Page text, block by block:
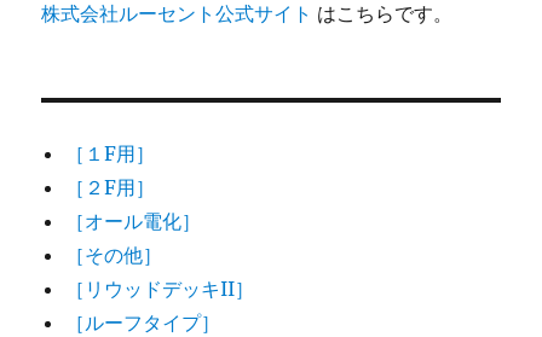
株式会社ルーセント公式サイト はこちらです。
［１F用］
［２F用］
［オール電化］
［その他］
［リウッドデッキII］
［ルーフタイプ］